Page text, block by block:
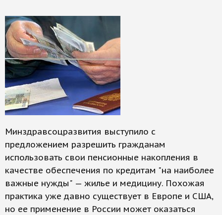
Минздравсоцразвития выступило с
предложением разрешить гражданам
использовать свои пенсионные накопления в
качестве обеспечения по кредитам "на наиболее
важные нужды" — жилье и медицину. Похожая
практика уже давно существует в Европе и США,
но ее применение в России может оказаться